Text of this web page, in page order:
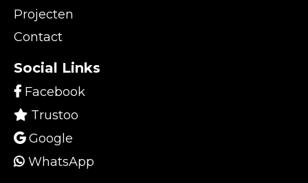
Projecten
Contact
Social Links
Facebook
Trustoo
Google
WhatsApp